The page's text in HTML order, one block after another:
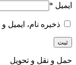
ایمیل *
ذخیره نام،
حمل و نقل و تحویل